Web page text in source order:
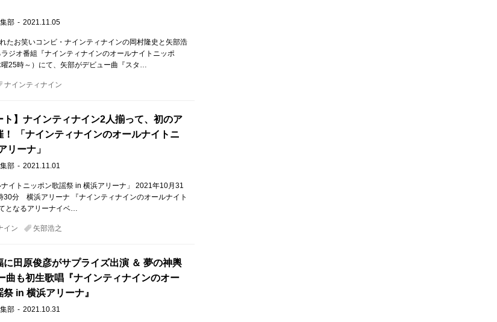
部 2021.11.05
たお笑いコンビ・ナインティナインの岡村隆史と矢部浩
ジオ番組『ナインティナインのオールナイトニッポ
25時～）にて、矢部がデビュー曲『スタ…
ナインティナイン
ト】ナインティナイン2人揃って、初のア
！ 「ナインティナインのオールナイトニ
リーナ」
部 2021.11.01
ナイトニッポン歌謡祭 in 横浜アリーナ」 2021年10月31
分 横浜アリーナ 『ナインティナインのオールナイト
となるアリーナイベ…
イン 矢部浩之
に田原俊彦がサプライズ出演 ＆ 夢の神輿
曲も初生歌唱『ナインティナインのオー
in 横浜アリーナ』
部 2021.10.31